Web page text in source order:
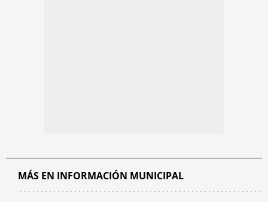
MÁS EN INFORMACIÓN MUNICIPAL